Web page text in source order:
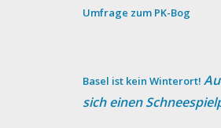
Umfrage zum PK-Bog
Basel ist kein Winterort!
sich einen